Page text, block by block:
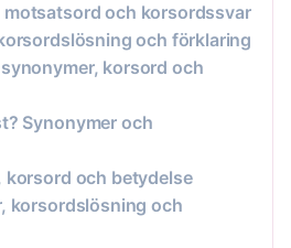
motsatsord och korsordssvar
och förklaring
korsord och
Synonymer och
korsord och betydelse
korsordslösning och